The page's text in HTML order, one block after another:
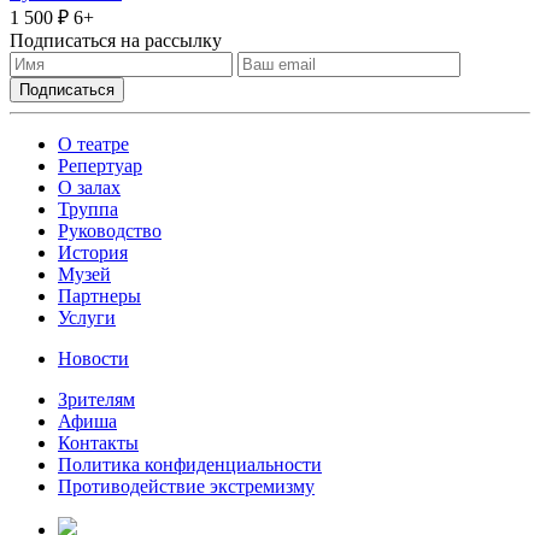
1 500 ₽ 6+
Подписаться на рассылку
О театре
Репертуар
О залах
Труппа
Руководство
История
Музей
Партнеры
Услуги
Новости
Зрителям
Афиша
Контакты
Политика конфиденциальности
Противодействие экстремизму